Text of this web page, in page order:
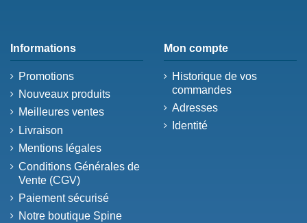
Informations
Promotions
Nouveaux produits
Meilleures ventes
Livraison
Mentions légales
Conditions Générales de
Vente (CGV)
Paiement sécurisé
Notre boutique Spine
Mon compte
Historique de vos
commandes
Adresses
Identité